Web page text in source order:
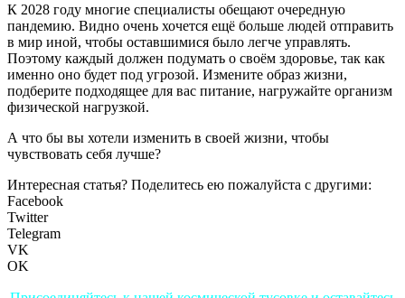
К 2028 году многие специалисты обещают очередную
пандемию. Видно очень хочется ещё больше людей отправить
в мир иной, чтобы оставшимися было легче управлять.
Поэтому каждый должен подумать о своём здоровье, так как
именно оно будет под угрозой. Измените образ жизни,
подберите подходящее для вас питание, нагружайте организм
физической нагрузкой.
А что бы вы хотели изменить в своей жизни, чтобы
чувствовать себя лучше?
Интересная статья? Поделитесь ею пожалуйста с другими:
Facebook
Twitter
Telegram
VK
OK